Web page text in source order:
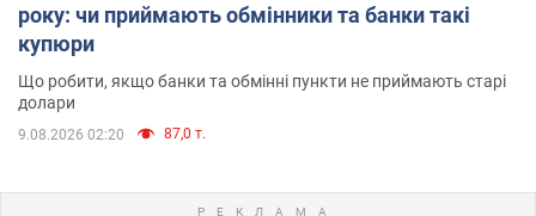
року: чи приймають обмінники та банки такі
купюри
Що робити, якщо банки та обмінні пункти не приймають старі
долари
9.08.2026 02:20 87,0 т.